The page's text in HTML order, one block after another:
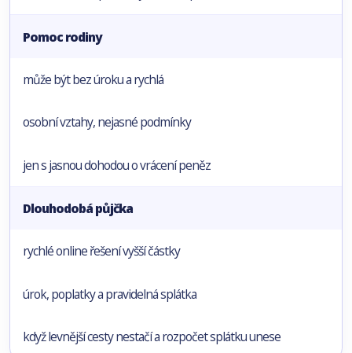
Pomoc rodiny
může být bez úroku a rychlá
osobní vztahy, nejasné podmínky
jen s jasnou dohodou o vrácení peněz
Dlouhodobá půjčka
rychlé online řešení vyšší částky
úrok, poplatky a pravidelná splátka
když levnější cesty nestačí a rozpočet splátku unese